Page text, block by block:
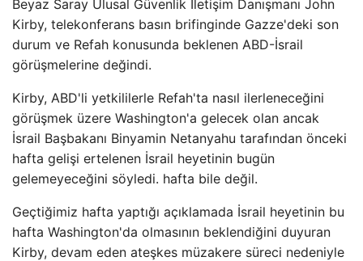
Beyaz Saray Ulusal Güvenlik İletişim Danışmanı John
Kirby, telekonferans basın brifinginde Gazze'deki son
durum ve Refah konusunda beklenen ABD-İsrail
görüşmelerine değindi.
Kirby, ABD'li yetkililerle Refah'ta nasıl ilerleneceğini
görüşmek üzere Washington'a gelecek olan ancak
İsrail Başbakanı Binyamin Netanyahu tarafından önceki
hafta gelişi ertelenen İsrail heyetinin bugün
gelemeyeceğini söyledi. hafta bile değil.
Geçtiğimiz hafta yaptığı açıklamada İsrail heyetinin bu
hafta Washington'da olmasının beklendiğini duyuran
Kirby, devam eden ateşkes müzakere süreci nedeniyle